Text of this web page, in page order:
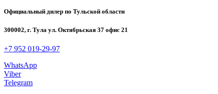
Официальный дилер по Тульской области
300002, г. Тула ул. Октябрьская 37 офис 21
+7 952 019-29-97
WhatsApp
Viber
Telegram